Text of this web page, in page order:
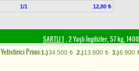
1/1 12,80 ₺
ŞARTLI 1 , 2 Yaşlı İngilizler, 57 kg,
Yetistirici Primi:1.)34.500 t 2.)13.800 t 3.)6.900